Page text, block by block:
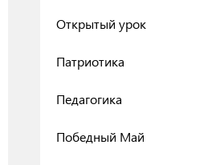
Открытый урок
Патриотика
Педагогика
Победный Май